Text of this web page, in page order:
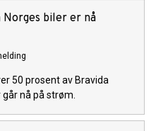
Norges biler er nå
50 prosent av Bravida
nå på strøm.